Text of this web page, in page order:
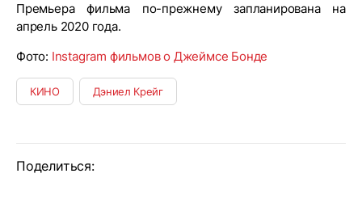
Премьера фильма по-прежнему запланирована на
апрель 2020 года.
Фото: Instagram фильмов о Джеймсе Бонде
КИНО Дэниел Крейг
Поделиться: